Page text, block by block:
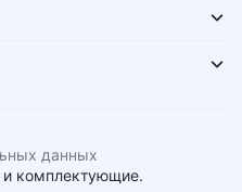
комплектующие.
данных